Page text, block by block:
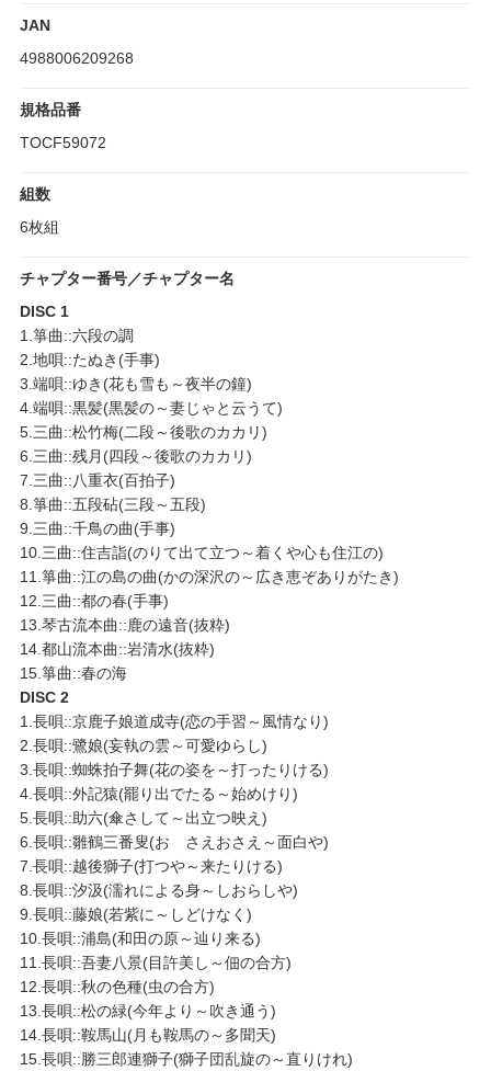
JAN
4988006209268
規格品番
TOCF59072
組数
6枚組
チャプター番号／チャプター名
DISC 1
1.箏曲::六段の調
2.地唄::たぬき(手事)
3.端唄::ゆき(花も雪も～夜半の鐘)
4.端唄::黒髪(黒髪の～妻じゃと云うて)
5.三曲::松竹梅(二段～後歌のカカリ)
6.三曲::残月(四段～後歌のカカリ)
7.三曲::八重衣(百拍子)
8.箏曲::五段砧(三段～五段)
9.三曲::千鳥の曲(手事)
10.三曲::住吉詣(のりて出て立つ～着くや心も住江の)
11.箏曲::江の島の曲(かの深沢の～広き恵ぞありがたき)
12.三曲::都の春(手事)
13.琴古流本曲::鹿の遠音(抜粋)
14.都山流本曲::岩清水(抜粋)
15.箏曲::春の海
DISC 2
1.長唄::京鹿子娘道成寺(恋の手習～風情なり)
2.長唄::鷺娘(妄執の雲～可愛ゆらし)
3.長唄::蜘蛛拍子舞(花の姿を～打ったりける)
4.長唄::外記猿(罷り出でたる～始めけり)
5.長唄::助六(傘さして～出立つ映え)
6.長唄::雛鶴三番叟(おゝさえおさえ～面白や)
7.長唄::越後獅子(打つや～来たりける)
8.長唄::汐汲(濡れによる身～しおらしや)
9.長唄::藤娘(若紫に～しどけなく)
10.長唄::浦島(和田の原～辿り来る)
11.長唄::吾妻八景(目許美し～佃の合方)
12.長唄::秋の色種(虫の合方)
13.長唄::松の緑(今年より～吹き通う)
14.長唄::鞍馬山(月も鞍馬の～多聞天)
15.長唄::勝三郎連獅子(獅子団乱旋の～直りけれ)